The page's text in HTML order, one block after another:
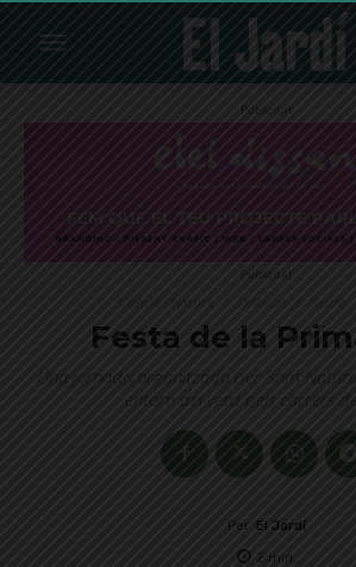
Publicitat
Publicitat
Festa de la
Una jornada organitzada per Som
entorn del verd pels carrers
Per El Jardí
2 min.